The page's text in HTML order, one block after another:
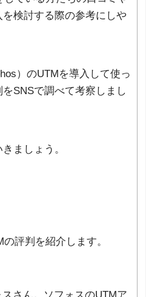
検討する際の参考にしや
）のUTMを導入して使っ
SNSで調べて考察しまし
ましょう。
評判を紹介します。